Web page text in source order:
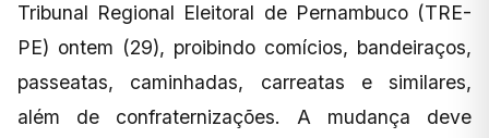
Tribunal Regional Eleitoral de Pernambuco (TRE-
PE) ontem (29), proibindo comícios, bandeiraços,
passeatas, caminhadas, carreatas e similares,
além de confraternizações. A mudança deve